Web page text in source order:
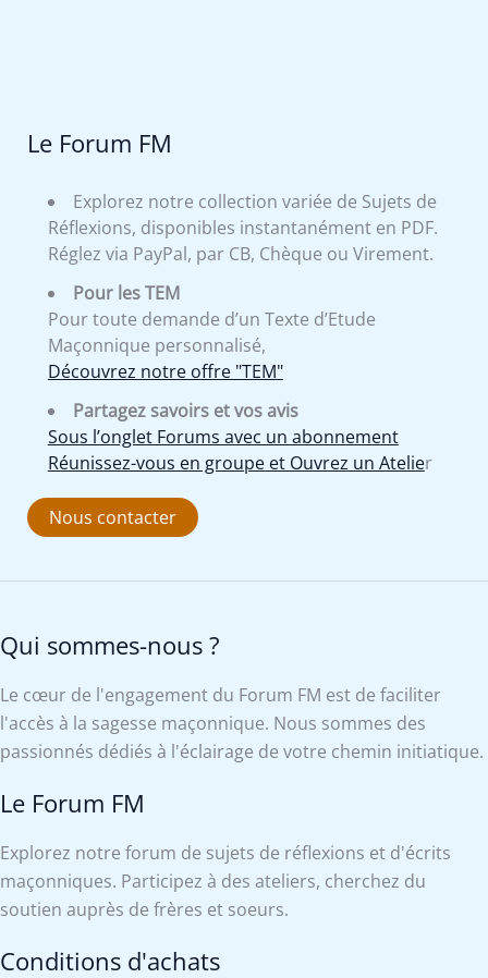
Le Forum FM
Explorez notre collection variée de Sujets de
Réflexions, disponibles instantanément en PDF.
Réglez via PayPal, par CB, Chèque ou Virement.
Pour les TEM
Pour toute demande d’un Texte d’Etude
Maçonnique personnalisé,
Découvrez notre offre "TEM"
Partagez savoirs et vos avis
Sous l’onglet Forums avec un abonnement
Réunissez-vous en groupe et Ouvrez un Atelier
Nous contacter
Qui sommes-nous ?
Le cœur de l'engagement du Forum FM est de faciliter
l'accès à la sagesse maçonnique. Nous sommes des
passionnés dédiés à l'éclairage de votre chemin initiatique.
Le Forum FM
Explorez notre forum de sujets de réflexions et d'écrits
maçonniques. Participez à des ateliers, cherchez du
soutien auprès de frères et soeurs.
Conditions d'achats